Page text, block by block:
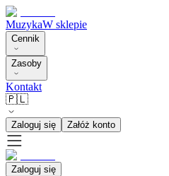
MuzykaW sklepie
Cennik
Zasoby
Kontakt
🇵🇱
Zaloguj się Załóż konto
Zaloguj się